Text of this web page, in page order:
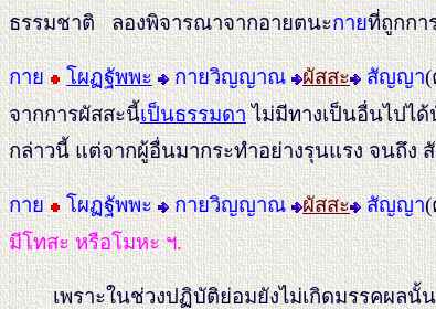
ธรรมชาติ ลองพิจารณาจากอายตนะกายที่ถูกกา
กาย โผฏฐัพพะ กายวิญญาณ ผัสสะ สัญญา(
จากการผัสสะนี้เป็นธรรมดาไม่มีทางเป็นอื่นไปไ
กล่าวนี้ แต่จากผู้อื่นมากระทำอย่างรุนแรง จนถึง
กาย โผฏฐัพพะ กายวิญญาณ ผัสสะ สัญญา
มีโทสะ หรือโมหะ ฯ.
เพราะในช่วงปฏิบัติย่อมยังไม่เกิดมรรคผลนั้